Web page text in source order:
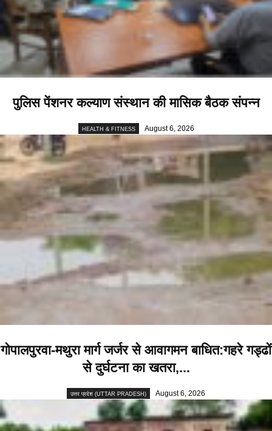
पुलिस पेंशनर कल्याण संस्थान की मासिक बैठक संपन्न
HEALTH & FITNESS August 6, 2026
गोपालपुरवा-मथुरा मार्ग जर्जर से आवागमन बाधित:गहरे गड्ढों
से दुर्घटना का खतरा,...
उत्तर प्रदेश (UTTAR PRADESH) August 6, 2026